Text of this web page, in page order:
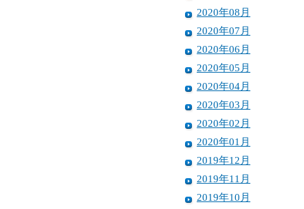
2020年08月
2020年07月
2020年06月
2020年05月
2020年04月
2020年03月
2020年02月
2020年01月
2019年12月
2019年11月
2019年10月